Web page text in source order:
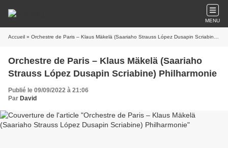
MENU
Accueil » Orchestre de Paris – Klaus Mäkelä (Saariaho Strauss López Dusapin Scriabine) Philharmonie
Orchestre de Paris – Klaus Mäkelä (Saariaho
Strauss López Dusapin Scriabine) Philharmonie
Publié le 09/09/2022 à 21:06
Par David